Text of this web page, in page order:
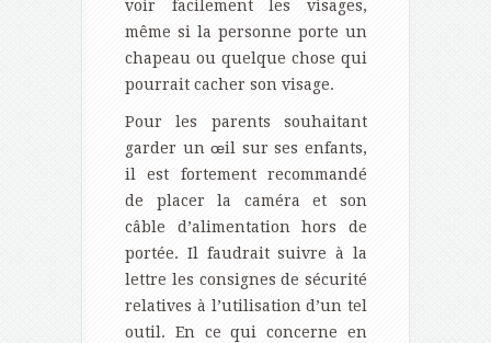
voir facilement les visages,
même si la personne porte un
chapeau ou quelque chose qui
pourrait cacher son visage.
Pour les parents souhaitant
garder un œil sur ses enfants,
il est fortement recommandé
de placer la caméra et son
câble d’alimentation hors de
portée. Il faudrait suivre à la
lettre les consignes de sécurité
relatives à l’utilisation d’un tel
outil. En ce qui concerne en